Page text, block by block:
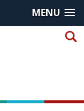
MENU